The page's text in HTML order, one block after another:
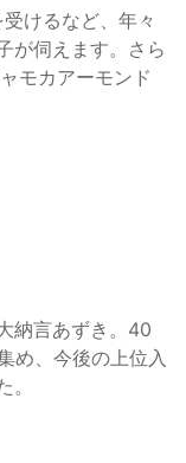
けるなど、年々
が伺えます。さら
モカアーモンド
納言あずき。40
め、今後の上位入